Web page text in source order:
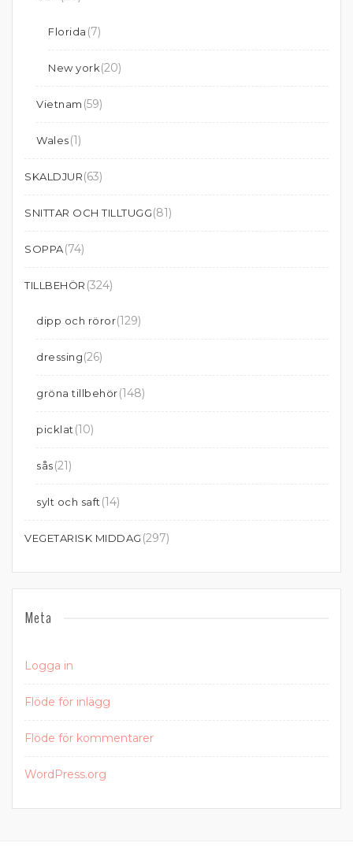
Florida (7)
New york(20)
Vietnam (59)
Wales(1)
SKALDJUR(63)
SNITTAR OCH TILLTUGG(81)
SOPPA(74)
TILLBEHÖR (324)
dipp och röror(129)
dressing(26)
gröna tillbehör(148)
picklat(10)
sås(21)
sylt och saft(14)
VEGETARISK MIDDAG (297)
Meta
Logga in
Flöde för inlägg
Flöde för kommentarer
WordPress.org